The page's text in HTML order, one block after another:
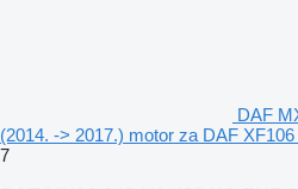
DAF
(2014. -> 2017.) motor za DAF
7